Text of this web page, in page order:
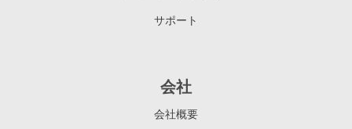
サポート
会社
会社概要